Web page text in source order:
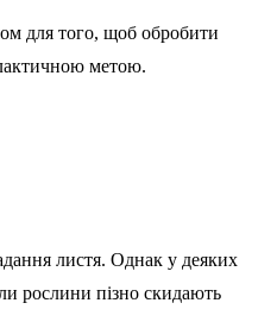
для того, щоб обробити
метою.
листя. Однак у деяких
рослини пізно скидають